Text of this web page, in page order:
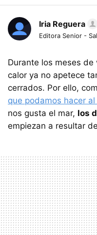
Iria Reguera
Editora Senior -
Durante los meses
calor ya no apetece
cerrados. Por ello,
que podamos hacer
nos gusta el mar, los
empiezan a resultar